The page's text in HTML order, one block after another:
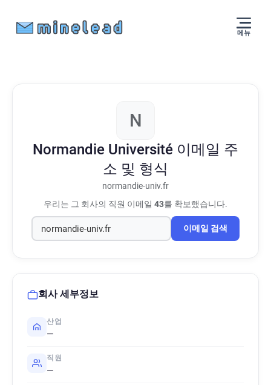
메뉴
N
Normandie Université 이메일 주
소 및 형식
normandie-univ.fr
우리는 그 회사의 직원 이메일 43를 확보했습니다.
이메일 검색
회사 세부정보
산업
—
직원
—